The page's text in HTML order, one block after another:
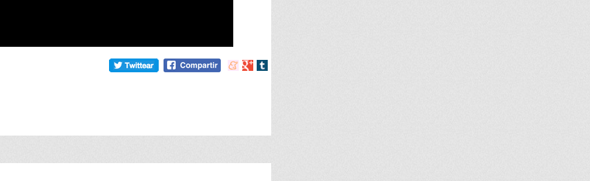
Compartir
Compartir
Compartir